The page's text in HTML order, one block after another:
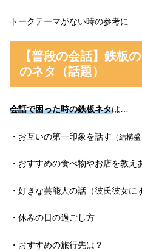
トークテーマがない時の参考に
【普段の会話】鉄板
のネタ（話題）
会話で困った時の鉄板ネタは…
・お互いの第一印象を話す （結構
・おすすめの食べ物やお店を教え
・好きな芸能人の話（彼氏彼女に
・休みの日の過ごし方
・おすすめの旅行先は？